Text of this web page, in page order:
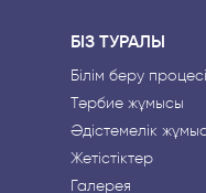
БІЗ ТУРАЛЫ
Білім беру процесі
Тәрбие жұмысы
Әдістемелік жұмыс
Жетістіктер
Галерея